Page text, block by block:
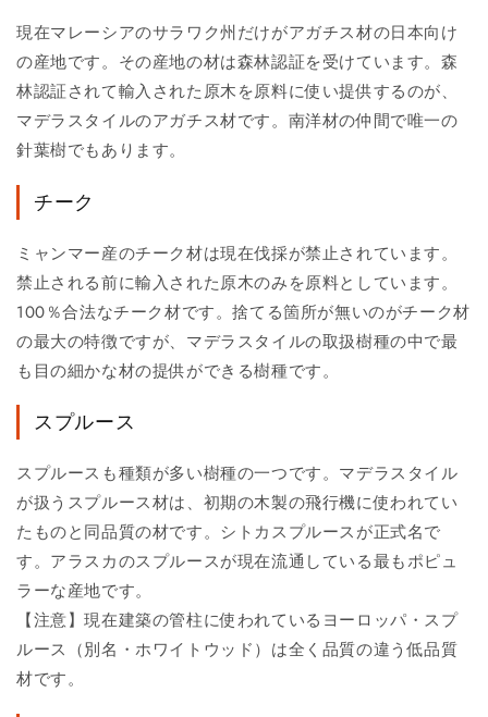
現在マレーシアのサラワク州だけがアガチス材の日本向け
の産地です。その産地の材は森林認証を受けています。森
林認証されて輸入された原木を原料に使い提供するのが、
マデラスタイルのアガチス材です。南洋材の仲間で唯一の
針葉樹でもあります。
チーク
ミャンマー産のチーク材は現在伐採が禁止されています。
禁止される前に輸入された原木のみを原料としています。
100％合法なチーク材です。捨てる箇所が無いのがチーク材
の最大の特徴ですが、マデラスタイルの取扱樹種の中で最
も目の細かな材の提供ができる樹種です。
スプルース
スプルースも種類が多い樹種の一つです。マデラスタイル
が扱うスプルース材は、初期の木製の飛行機に使われてい
たものと同品質の材です。シトカスプルースが正式名で
す。アラスカのスプルースが現在流通している最もポピュ
ラーな産地です。
【注意】現在建築の管柱に使われているヨーロッパ・スプ
ルース（別名・ホワイトウッド）は全く品質の違う低品質
材です。